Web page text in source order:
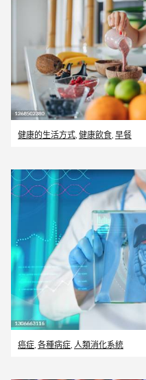
健康的生活方式, 健康飲食, 早餐
癌症, 各種病症, 人類消化系統